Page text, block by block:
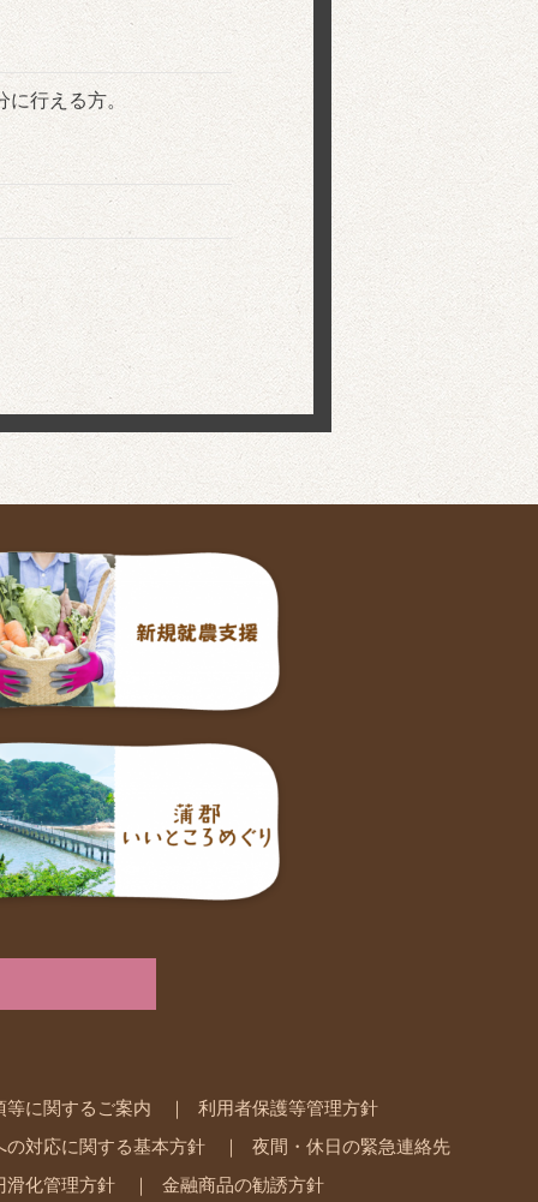
行える方。
等に関するご案内 利用者保護等管理方針
対応に関する基本方針 夜間・休日の緊急連絡先
滑化管理方針 金融商品の勧誘方針